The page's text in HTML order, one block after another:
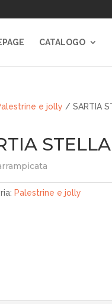
CATALOGO
e jolly / SARTIA
STELLA
Palestrine e jolly